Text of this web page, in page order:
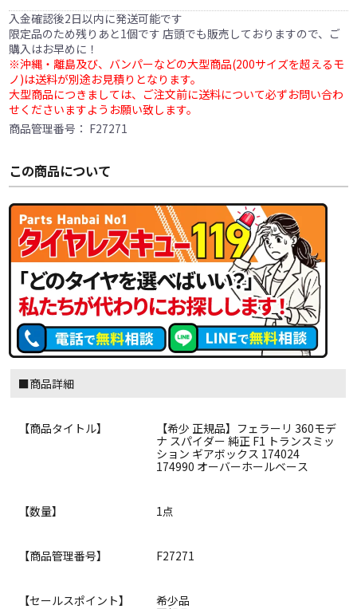
入金確認後2日以内に発送可能です
限定品のため残りあと1個です 店頭でも販売しておりますので、ご
購入はお早めに！
※沖縄・離島及び、バンパーなどの大型商品(200サイズを超えるモ
ノ)は送料が別途お見積りとなります。
大型商品につきましては、ご注文前に送料について必ずお問い合わ
せくださいますようお願い致します。
商品管理番号： F27271
この商品について
■商品詳細
【商品タイトル】
【希少 正規品】フェラーリ 360モデ
ナ スパイダー 純正 F1 トランスミッ
ション ギアボックス 174024
174990 オーバーホールベース
【数量】 1点
【商品管理番号】 F27271
【セールスポイント】
希少品